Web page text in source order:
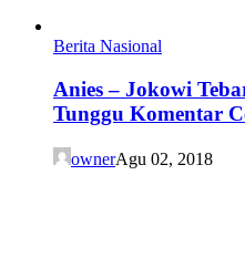
Berita Nasional
Anies – Jokowi
Tunggu Komentar
ownerAgu 02, 2018